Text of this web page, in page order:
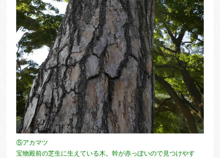
⑤アカマツ
宝物殿前の芝生に生えている木。幹が赤っぽいので見つけやす